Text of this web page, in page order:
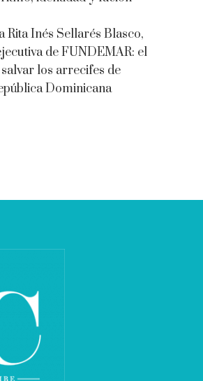
Rita Inés Sellarés Blasco,
de FUNDEMAR: el
los arrecifes de
Dominicana